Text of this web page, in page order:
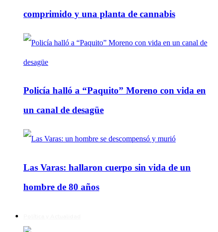
comprimido y una planta de cannabis
Policía halló a “Paquito” Moreno con vida en
un canal de desagüe
Las Varas: hallaron cuerpo sin vida de un
hombre de 80 años